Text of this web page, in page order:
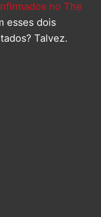
no The
esses dois
Talvez.